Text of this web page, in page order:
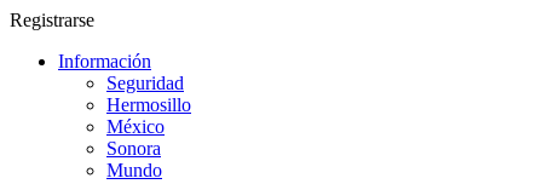
Registrarse
Información
Seguridad
Hermosillo
México
Sonora
Mundo